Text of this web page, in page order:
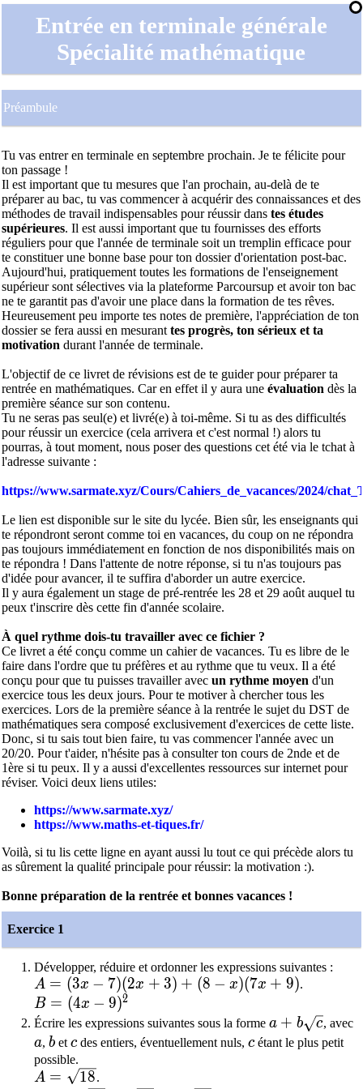
Entrée en terminale générale
Spécialité mathématique
Préambule
Tu vas entrer en terminale en septembre prochain. Je te félicite pour
ton passage !
Il est important que tu mesures que l'an prochain, au-delà de te
préparer au bac, tu vas commencer à acquérir des connaissances et des
méthodes de travail indispensables pour réussir dans tes études
supérieures. Il est aussi important que tu fournisses des efforts
réguliers pour que l'année de terminale soit un tremplin efficace pour
te constituer une bonne base pour ton dossier d'orientation post-bac.
Aujourd'hui, pratiquement toutes les formations de l'enseignement
supérieur sont sélectives via la plateforme Parcoursup et avoir ton bac
ne te garantit pas d'avoir une place dans la formation de tes rêves.
Heureusement peu importe tes notes de première, l'appréciation de ton
dossier se fera aussi en mesurant tes progrès, ton sérieux et ta
motivation durant l'année de terminale.
L'objectif de ce livret de révisions est de te guider pour préparer ta
rentrée en mathématiques. Car en effet il y aura une évaluation dès la
première séance sur son contenu.
Tu ne seras pas seul(e) et livré(e) à toi-même. Si tu as des difficultés
pour réussir un exercice (cela arrivera et c'est normal !) alors tu
pourras, à tout moment, nous poser des questions cet été via le tchat à
l'adresse suivante :
https://www.sarmate.xyz/Cours/Cahiers_de_vacances/2024/
Le lien est disponible sur le site du lycée. Bien sûr, les enseignants qui
te répondront seront comme toi en vacances, du coup on ne répondra
pas toujours immédiatement en fonction de nos disponibilités mais on
te répondra ! Dans l'attente de notre réponse, si tu n'as toujours pas
d'idée pour avancer, il te suffira d'aborder un autre exercice.
Il y aura également un stage de pré-rentrée les 28 et 29 août auquel tu
peux t'inscrire dès cette fin d'année scolaire.
À quel rythme dois-tu travailler avec ce fichier ?
Ce livret a été conçu comme un cahier de vacances. Tu es libre de le
faire dans l'ordre que tu préfères et au rythme que tu veux. Il a été
conçu pour que tu puisses travailler avec un rythme moyen d'un
exercice tous les deux jours. Pour te motiver à chercher tous les
exercices. Lors de la première séance à la rentrée le sujet du DST de
mathématiques sera composé exclusivement d'exercices de cette liste.
Donc, si tu sais tout bien faire, tu vas commencer l'année avec un
20/20. Pour t'aider, n'hésite pas à consulter ton cours de 2nde et de
1ère si tu peux. Il y a aussi d'excellentes ressources sur internet pour
réviser. Voici deux liens utiles:
https://www.sarmate.xyz/
https://www.maths-et-tiques.fr/
Voilà, si tu lis cette ligne en ayant aussi lu tout ce qui précède alors tu
as sûrement la qualité principale pour réussir: la motivation :).
Bonne préparation de la rentrée et bonnes vacances !
Exercice 1
Développer, réduire et ordonner les expressions suivantes :
A=(3x-7)(2x+3)+(8-x)(7x+9)
A = (3x − 7)(2x + 3) + (8 − x)(7x + 9).
B=(4x-9)^2
B = (4x − 9)2
Écrire les expressions suivantes sous la forme a+b\sqrt{c}
a + b c, avec
a
a, b
b et c
c des entiers, éventuellement nuls, c
c étant le plus petit
possible.
A=\sqrt{18}
A = 18.